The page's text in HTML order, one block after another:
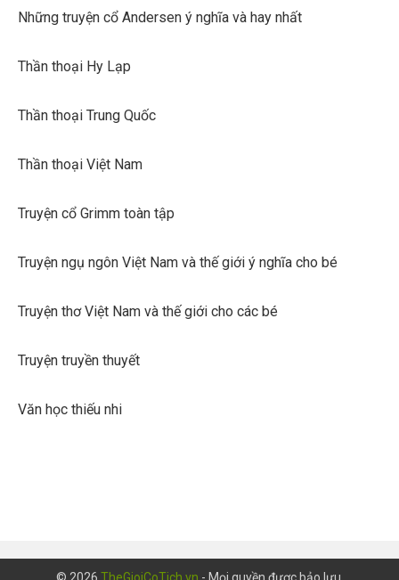
Những truyện cổ Andersen ý nghĩa và hay nhất
Thần thoại Hy Lạp
Thần thoại Trung Quốc
Thần thoại Việt Nam
Truyện cổ Grimm toàn tập
Truyện ngụ ngôn Việt Nam và thế giới ý nghĩa cho bé
Truyện thơ Việt Nam và thế giới cho các bé
Truyện truyền thuyết
Văn học thiếu nhi